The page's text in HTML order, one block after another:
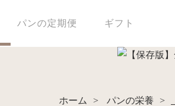
パンの定期便 ギフト
ホーム > パンの栄養 >